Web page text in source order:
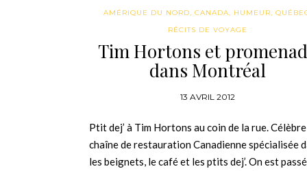
AMÉRIQUE DU NORD, CANADA, HUMEUR,
RÉCITS DE VOYAGE
Tim Hortons et
dans Montréal
13 AVRIL 2012
Ptit dej’ à Tim Hortons au coin de la rue. Célèbre
chaîne de restauration Canadienne spécialisée
les beignets, le café et les ptits dej’. On est